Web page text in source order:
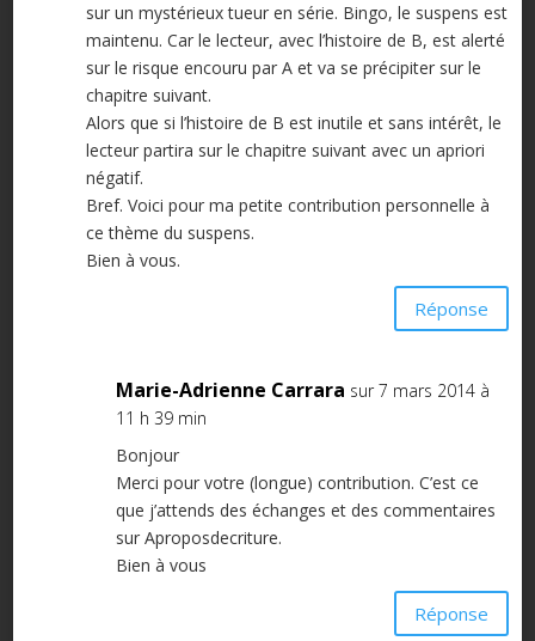
sur un mystérieux tueur en série. Bingo, le suspens est
maintenu. Car le lecteur, avec l’histoire de B, est alerté
sur le risque encouru par A et va se précipiter sur le
chapitre suivant.
Alors que si l’histoire de B est inutile et sans intérêt, le
lecteur partira sur le chapitre suivant avec un apriori
négatif.
Bref. Voici pour ma petite contribution personnelle à
ce thème du suspens.
Bien à vous.
Réponse
Marie-Adrienne Carrara sur 7 mars 2014 à
11 h 39 min
Bonjour
Merci pour votre (longue) contribution. C’est ce
que j’attends des échanges et des commentaires
sur Aproposdecriture.
Bien à vous
Réponse